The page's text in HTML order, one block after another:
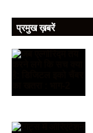
प्रमुख ख़बरें